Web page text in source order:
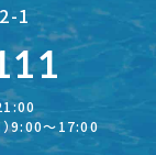
1
）9:00～17:00